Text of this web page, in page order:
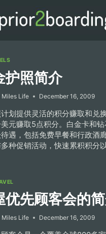
护照简介
Miles Life December 16, 2009
划提供灵活的积分赚取和兑
元赚取5点积分。白金卡和
遇，包括免费早餐和行政酒
种促销活动，快速累积积分
优先顾客会的
Miles Life December 16, 2009